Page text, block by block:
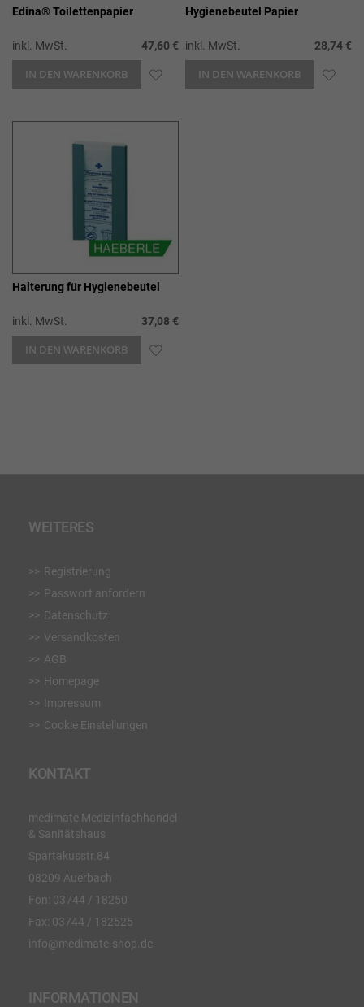
Edina® Toilettenpapier
inkl. MwSt. 47,60 €
IN DEN WARENKORB ZUR
Hygienebeutel Papier
inkl. MwSt. 28,74 €
IN DEN WARENKORB ZUR
Halterung für Hygienebeutel
inkl. MwSt. 37,08 €
IN DEN WARENKORB ZUR
WEITERES
Registrierung
Passwort anfordern
Datenschutz
Versandkosten
AGB
Homepage
Impressum
Cookie Einstellungen
KONTAKT
medimate Medizinfachhandel
& Sanitätshaus
Spartakusstr.84
08209 Auerbach
Fon: 03744 / 18250
Fax: 03744 / 182525
info@medimate-shop.de
INFORMATIONEN